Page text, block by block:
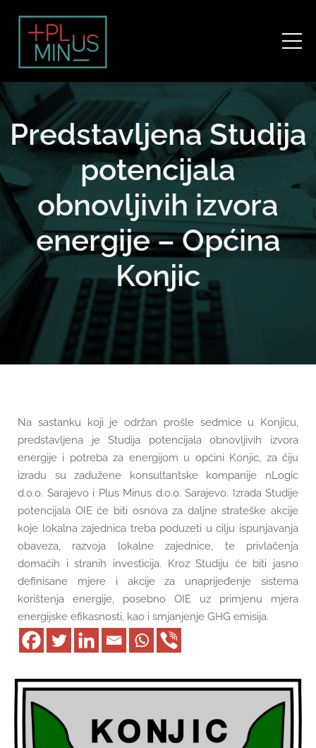
Predstavljena Studija
potencijala
obnovljivih izvora
energije – Općina
Konjic
Na sastanku koji je održan prošle sedmice u Konjicu,
predstavljena je Studija potencijala obnovljivih izvora
energije i potreba za energijom u općini Konjic, za čiju
izradu su zadužene konsultantske kompanije nLogic
d.o.o. Sarajevo i Plus Minus d.o.o. Sarajevo. Izrada Studije
potencijala OIE će biti osnova za daljne strateške akcije
koje lokalna zajednica treba poduzeti u cilju ispunjavanja
obaveza, razvoja lokalne zajednice, te privlačenja
domaćih i stranih investicija. Kroz Studiju će biti jasno
definisane mjere i akcije za unaprijeđenje sistema
korištenja energije, posebno OIE uz primjenu mjera
energijske efikasnosti, kao i smjanjenje GHG emisija.